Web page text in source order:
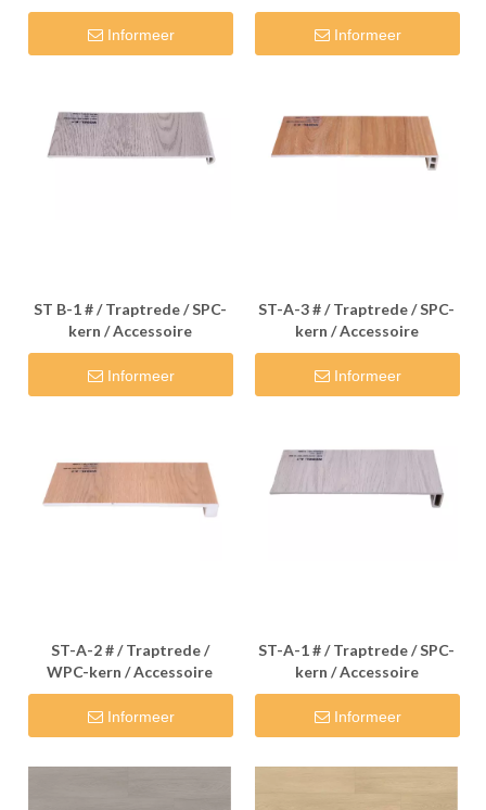
Informeer Informeer
ST B-1 # / Traptrede / SPC-
kern / Accessoire
Informeer
ST-A-3 # / Traptrede / SPC-
kern / Accessoire
Informeer
ST-A-2 # / Traptrede /
WPC-kern / Accessoire
Informeer
ST-A-1 # / Traptrede / SPC-
kern / Accessoire
Informeer